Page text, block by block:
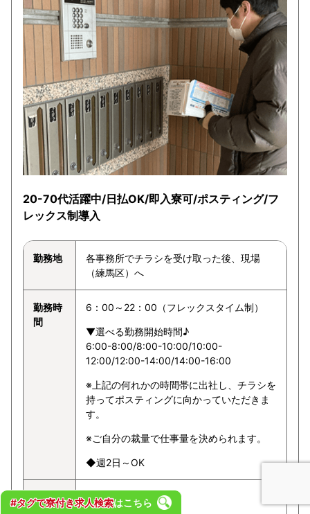
20-70代活躍中/日払OK/即入寮可/ポスティング/フ
レックス制導入
勤務地
各事務所でチラシを受け取った後、現場
（練馬区）へ
勤務時
間
6：00～22：00（フレックスタイム制）
▼選べる勤務開始時間♪
6:00-8:00/8:00-10:00/10:00-
12:00/12:00-14:00/14:00-16:00
※上記の何れかの時間帯に出社し、チラシを
持ってポスティングに向かっていただきま
す。
※ご自分の裁量で仕事量を決められます。
◆週2日～OK
給与 1ポスト3～8円
#タグで寮付き求人検索はこちら